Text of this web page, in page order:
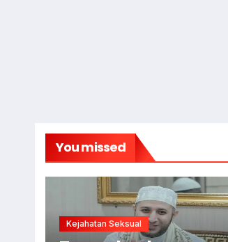
You missed
Kejahatan Seksual